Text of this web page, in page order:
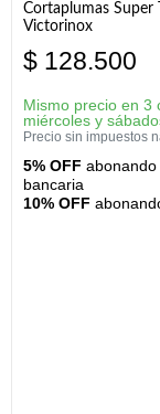
Cortaplumas Super
Victorinox
$ 128.500
Mismo precio en 3
miércoles y
Precio sin impuestos
5% OFF
bancaria
10% OFF